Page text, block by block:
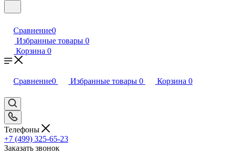
Сравнение0
Избранные товары 0
Корзина 0
Сравнение0 Избранные товары 0 Корзина 0
Телефоны
+7 (499) 325-65-23
Заказать звонок